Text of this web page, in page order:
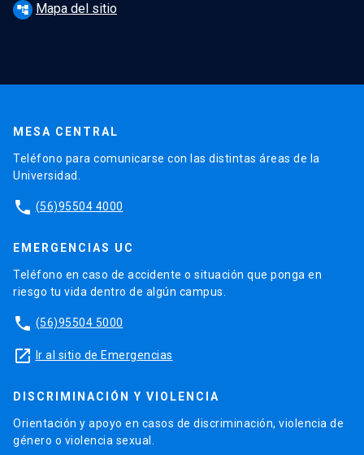
account_tree Mapa del sitio
MESA CENTRAL
Teléfono para comunicarse con las distintas áreas de la
Universidad.
phone (56)95504 4000
EMERGENCIAS UC
Teléfono en caso de accidente o situación que ponga en
riesgo tu vida dentro de algún campus.
phone (56)95504 5000
launch Ir al sitio de Emergencias
DISCRIMINACIÓN Y VIOLENCIA
Orientación y apoyo en casos de discriminación, violencia de
género o violencia sexual.